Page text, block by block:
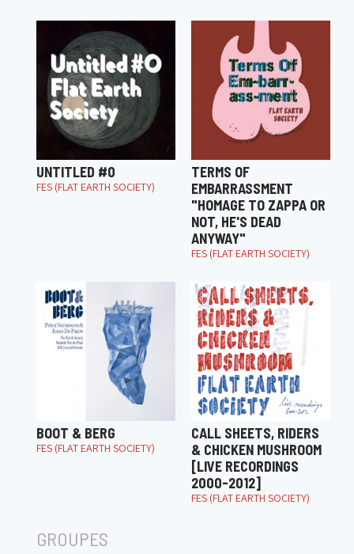
UNTITLED #0
FES (FLAT EARTH SOCIETY)
TERMS OF
EMBARRASSMENT
"HOMAGE TO ZAPPA OR
NOT, HE'S DEAD
ANYWAY"
FES (FLAT EARTH SOCIETY)
BOOT & BERG
FES (FLAT EARTH SOCIETY)
CALL SHEETS, RIDERS
& CHICKEN MUSHROOM
[LIVE RECORDINGS
2000-2012]
FES (FLAT EARTH SOCIETY)
GROUPES